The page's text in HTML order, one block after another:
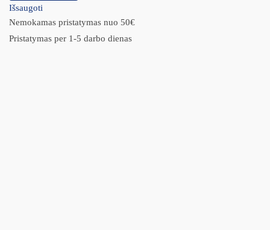
Išsaugoti
Nemokamas pristatymas nuo 50€
Pristatymas per 1-5 darbo dienas